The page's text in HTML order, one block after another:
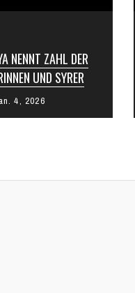
NENNT ZAHL DER
UND SYRER
Ali Yerlikaya hat die
Syrer vergebenen
4, 2026